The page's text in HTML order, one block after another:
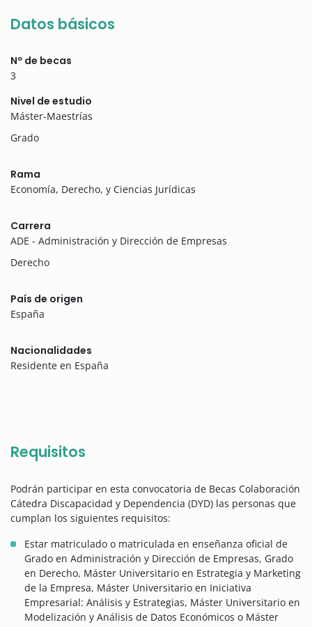
Datos básicos
Nº de becas
3
Nivel de estudio
Máster-Maestrías
Grado
Rama
Economía, Derecho, y Ciencias Jurídicas
Carrera
ADE - Administración y Dirección de Empresas
Derecho
País de origen
España
Nacionalidades
Residente en España
Requisitos
Podrán participar en esta convocatoria de Becas Colaboración
Cátedra Discapacidad y Dependencia (DYD) las personas que
cumplan los siguientes requisitos:
Estar matriculado o matriculada en enseñanza oficial de
Grado en Administración y Dirección de Empresas, Grado
en Derecho, Máster Universitario en Estrategia y Marketing
de la Empresa, Máster Universitario en Iniciativa
Empresarial: Análisis y Estrategias, Máster Universitario en
Modelización y Análisis de Datos Económicos o Máster